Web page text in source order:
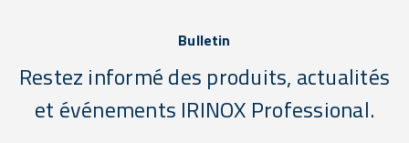
Bulletin
Restez informé des produits, actualités
et événements IRINOX Professional.